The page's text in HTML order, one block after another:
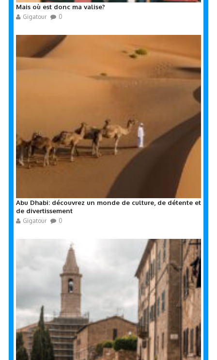
Mais où est donc ma valise?
Gigatour 0
Abu Dhabi: découvrez un monde de culture, de détente et
de divertissement
Gigatour 0